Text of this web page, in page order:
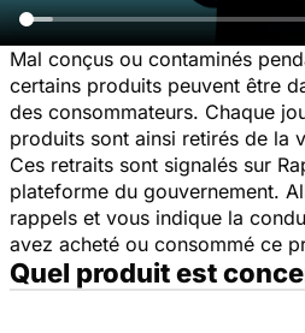
Mal conçus ou contaminés
certains produits peuvent être
des consommateurs. Chaque
produits sont ainsi retirés de la
Ces retraits sont signalés sur
plateforme du gouvernement.
rappels et vous indique la
avez acheté ou consommé ce
Quel produit est